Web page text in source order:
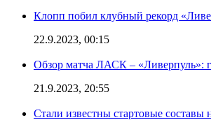
Клопп побил клубный рекорд
22.9.2023, 00:15
Обзор матча ЛАСК – «Ливерпуль»:
21.9.2023, 20:55
Стали известны стартовые